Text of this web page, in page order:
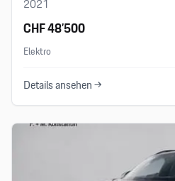
2021
CHF 48’500
Elektro
Details ansehen →